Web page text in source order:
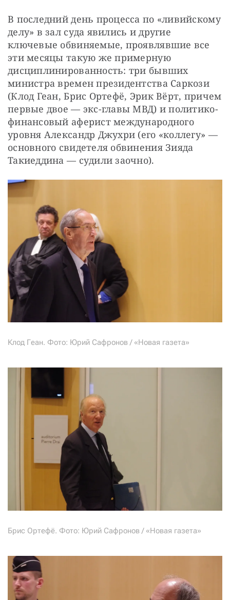
В последний день процесса по «ливийскому
делу» в зал суда явились и другие
ключевые обвиняемые, проявлявшие все
эти месяцы такую же примерную
дисциплинированность: три бывших
министра времен президентства Саркози
(Клод Геан, Брис Ортефё, Эрик Вёрт, причем
первые двое — экс-главы МВД) и политико-
финансовый аферист международного
уровня Александр Джухри (его «коллегу» —
основного свидетеля обвинения Зияда
Такиеддина — судили заочно).
Клод Геан. Фото: Юрий Сафронов / «Новая газета»
Брис Ортефё. Фото: Юрий Сафронов / «Новая газета»